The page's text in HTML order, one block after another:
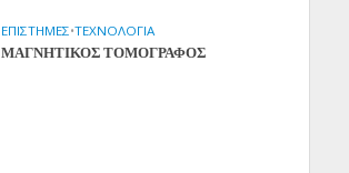
ΕΠΙΣΤΗΜΕΣ•ΤΕΧΝΟΛΟΓΙΑ
ΜΑΓΝΗΤΙΚΟΣ ΤΟΜΟΓΡΑΦΟΣ